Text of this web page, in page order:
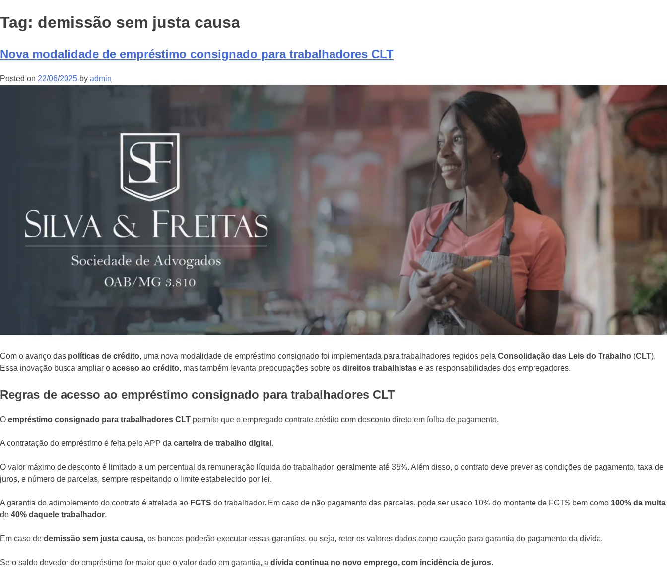
Tag: demissão sem justa causa
Nova modalidade de empréstimo consignado para trabalhadores CLT
Posted on 22/06/2025 by admin
Com o avanço das políticas de crédito, uma nova modalidade de empréstimo consignado foi implementada para trabalhadores regidos pela Consolidação das Leis do Trabalho (CLT).
Essa inovação busca ampliar o acesso ao crédito, mas também levanta preocupações sobre os direitos trabalhistas e as responsabilidades dos empregadores.
Regras de acesso ao empréstimo consignado para trabalhadores CLT
O empréstimo consignado para trabalhadores CLT permite que o empregado contrate crédito com desconto direto em folha de pagamento.
A contratação do empréstimo é feita pelo APP da carteira de trabalho digital .
O valor máximo de desconto é limitado a um percentual da remuneração líquida do trabalhador, geralmente até 35%. Além disso, o contrato deve prever as condições de pagamento, taxa de
juros, e número de parcelas, sempre respeitando o limite estabelecido por lei.
A garantia do adimplemento do contrato é atrelada ao FGTS do trabalhador. Em caso de não pagamento das parcelas, pode ser usado 10% do montante de FGTS bem como 100% da multa
de 40% daquele trabalhador.
Em caso de demissão sem justa causa, os bancos poderão executar essas garantias, ou seja, reter os valores dados como caução para garantia do pagamento da dívida.
Se o saldo devedor do empréstimo for maior que o valor dado em garantia, a dívida continua no novo emprego, com incidência de juros.